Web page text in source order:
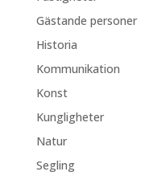
Gästande personer
Historia
Kommunikation
Konst
Kungligheter
Natur
Segling